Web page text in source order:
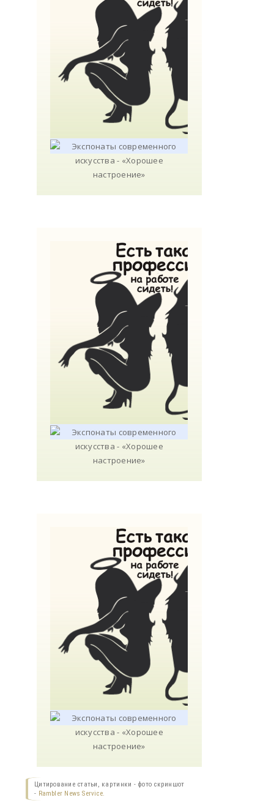
Цитирование статьи, картинки - фото скриншот
- Rambler News Service.